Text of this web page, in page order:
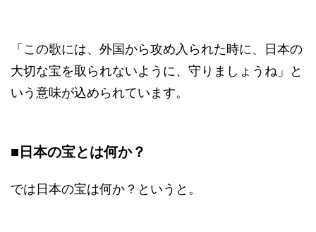
「この歌には、外国から攻め入られた時に、日本の
大切な宝を取られないように、守りましょうね」と
いう意味が込められています。
■日本の宝とは何か？
では日本の宝は何か？というと。